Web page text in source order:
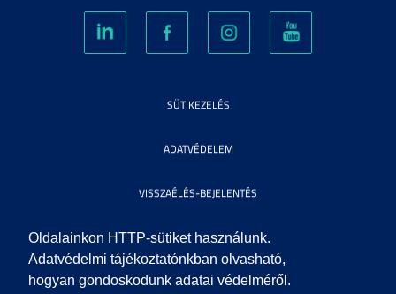
Oldalainkon HTTP-sütiket használunk.
Adatvédelmi tájékoztatónkban olvasható,
hogyan gondoskodunk adatai védelméről.
SÜTIKEZELÉS
ADATVÉDELEM
VISSZAÉLÉS-BEJELENTÉS
KÖZÉRDEKŰ ADATOK
IMPRESSZUM